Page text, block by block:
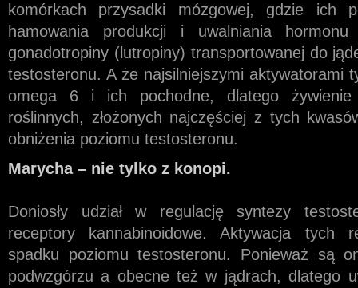
komórkach przysadki mózgowej, gdzie ich
hamowania produkcji i uwalniania
gonadotropiny (lutropiny) transportowanej do
testosteronu. A że najsilniejszymi aktywatorami
omega 6 i ich pochodne, dlatego żywienie
roślinnych, złożonych najczęściej z tych
obniżenia poziomu testosteronu.
Marycha – nie tylko z konopi.
Doniosły udział w regulację syntezy
receptory kannabinoidowe. Aktywacja tych
spadku poziomu testosteronu. Ponieważ są
podwzgórzu a obecne też w jądrach, dlatego